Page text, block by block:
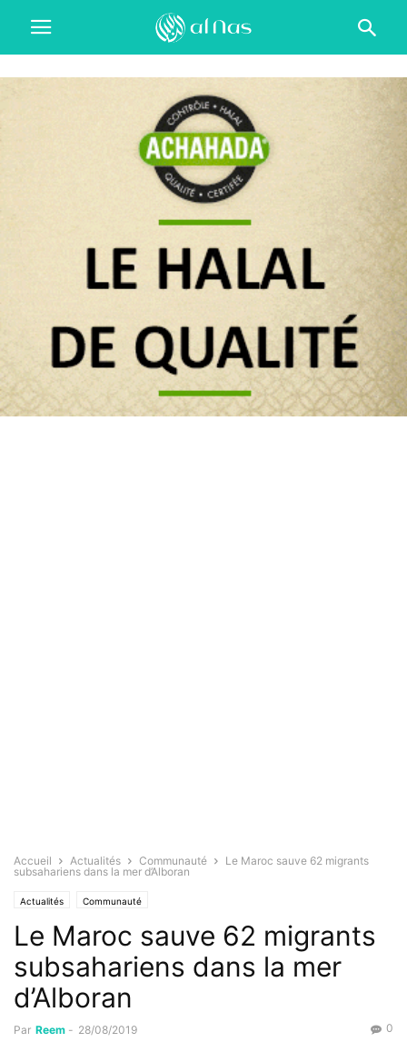
Accueil Actualités Communauté
Le Maroc sauve 62 migrants
subsahariens dans la mer d’Alboran
Actualités Communauté
Le Maroc sauve 62 migrants
subsahariens dans la mer
d’Alboran
Par Reem - 28/08/2019 0